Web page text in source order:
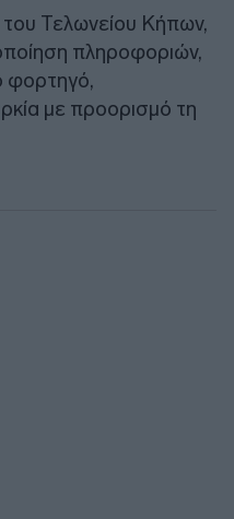
του Τελωνείου Κήπων,
πληροφοριών,
φορτηγό,
με προορισμό τη